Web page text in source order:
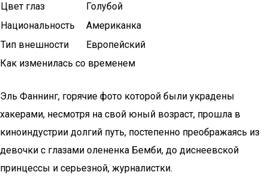
Цвет глаз
Голубой
Национальность
Американка
Тип внешности
Европейский
Как изменилась со временем
Эль Фаннинг, горячие фото которой были украдены
хакерами, несмотря на свой юный возраст, прошла в
киноиндустрии долгий путь, постепенно преображаясь из
девочки с глазами олененка Бемби, до диснеевской
принцессы и серьезной, журналистки.